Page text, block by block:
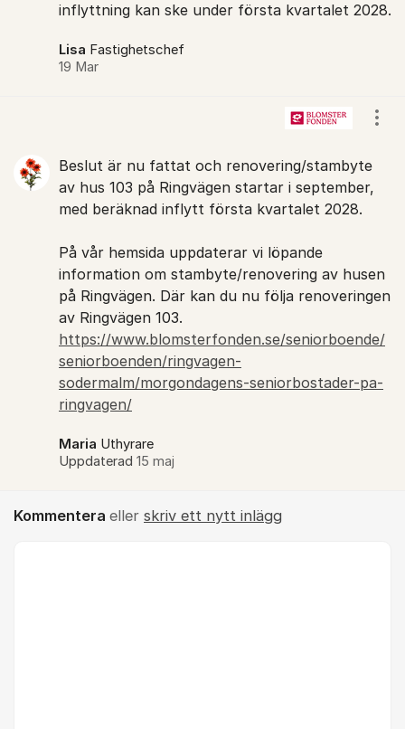
inflyttning kan ske under första kvartalet 2028.
Lisa Fastighetschef
19 Mar
Beslut är nu fattat och renovering/stambyte
av hus 103 på Ringvägen startar i september,
med beräknad inflytt första kvartalet 2028.
På vår hemsida uppdaterar vi löpande
information om stambyte/renovering av husen
på Ringvägen. Där kan du nu följa renoveringen
av Ringvägen 103.
https://www.blomsterfonden.se/seniorboende/
seniorboenden/ringvagen-
sodermalm/morgondagens-seniorbostader-pa-
ringvagen/
Maria Uthyrare
Uppdaterad 15 maj
Kommentera eller skriv ett nytt inlägg